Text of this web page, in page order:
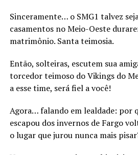
Sinceramente… o SMG1 talvez
casamentos no Meio-Oeste
matrimônio. Santa teimosia.
Então, solteiras, escutem sua
torcedor teimoso do Vikings do
a esse time, será fiel a você!
Agora… falando em lealdade: por
escapou dos invernos de Fargo
o lugar que jurou nunca mais